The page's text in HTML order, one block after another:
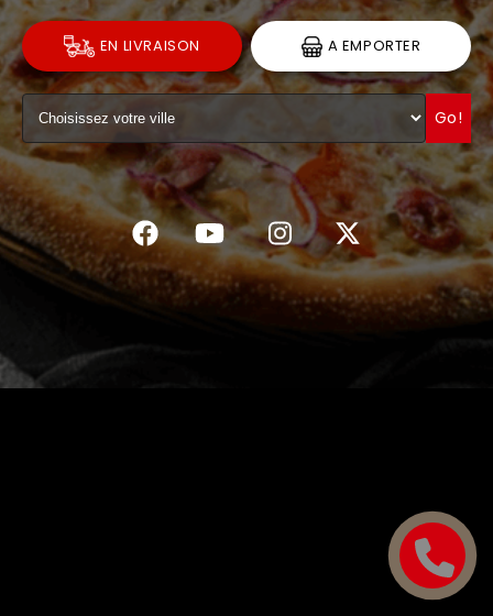
NOTRE RESTAURANT
VOS AVIS
MENTIONS LÉGALES
C.G.V
EN LIVRAISON A EMPORTER
Go!